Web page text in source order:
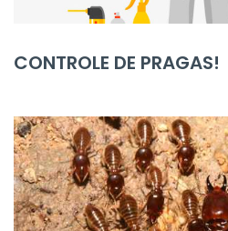
CONTROLE DE PRAGAS!